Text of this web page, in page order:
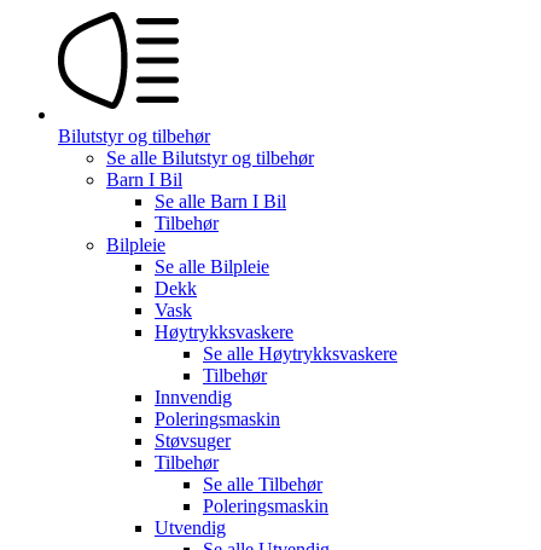
Bilutstyr og tilbehør
Se alle Bilutstyr og tilbehør
Barn I Bil
Se alle Barn I Bil
Tilbehør
Bilpleie
Se alle Bilpleie
Dekk
Vask
Høytrykksvaskere
Se alle Høytrykksvaskere
Tilbehør
Innvendig
Poleringsmaskin
Støvsuger
Tilbehør
Se alle Tilbehør
Poleringsmaskin
Utvendig